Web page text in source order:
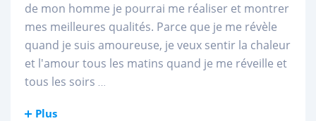
de mon homme je pourrai me réaliser et montrer
mes meilleures qualités. Parce que je me révèle
quand je suis amoureuse, je veux sentir la chaleur
et l'amour tous les matins quand je me réveille et
tous les soirs ...
Plus